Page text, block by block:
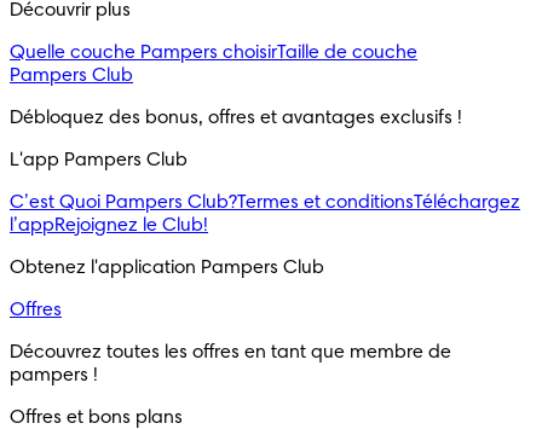
Découvrir plus
Quelle couche Pampers choisirTaille de couche
Pampers Club
Débloquez des bonus, offres et avantages exclusifs !
L'app Pampers Club
C’est Quoi Pampers Club?Termes et conditionsTéléchargez
l’appRejoignez le Club!
Obtenez l'application Pampers Club
Offres
Découvrez toutes les offres en tant que membre de
pampers !
Offres et bons plans